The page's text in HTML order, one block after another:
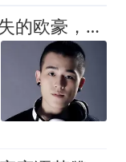
陈道明没说错，不拍戏就消失的欧豪，早已走上男演员的另一条大道